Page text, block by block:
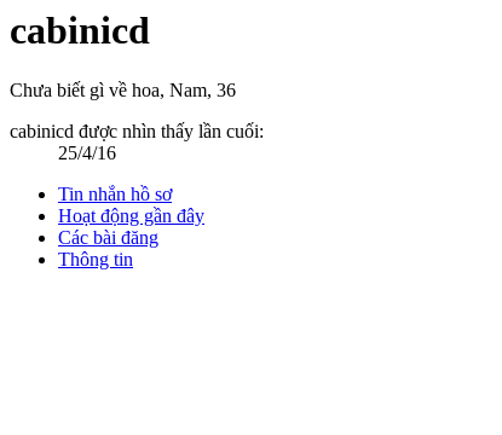
cabinicd
Chưa biết gì về hoa, Nam, 36
cabinicd được nhìn thấy lần cuối:
25/4/16
Tin nhắn hồ sơ
Hoạt động gần đây
Các bài đăng
Thông tin